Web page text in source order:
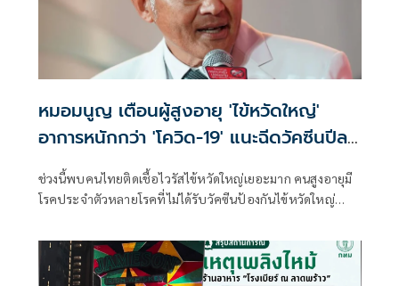
หมอมนูญ เตือนผู้สูงอายุ 'ไข้หวัดใหญ่'
อาการหนักกว่า 'โควิด-19' แนะฉีดวัคซีนปีละ
เข็ม ลดรุนแรง
ช่วงนี้พบคนไทยติดเชื้อไวรัสไข้หวัดใหญ่เยอะมาก คนสูงอายุมี
โรคประจำตัวหลายโรคที่ไม่ได้รับวัคซีนป้องกันไข้หวัดใหญ่